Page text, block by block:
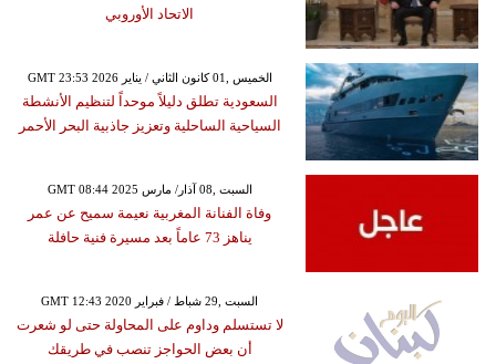
الاتحاد الأوروبي
GMT 23:53 2026 الخميس ,01 كانون الثاني / يناير
السعودية تطلق دليلاً موحداً لتنظيم الأنشطة
السياحية الساحلية وتعزيز جاذبية البحر الأحمر
GMT 08:44 2025 السبت ,08 آذار/ مارس
وفاة الفنانة المغربية نعيمة سميح عن عمر
يناهز 73 عاماً بعد مسيرة فنية حافلة
GMT 12:43 2020 السبت ,29 شباط / فبراير
لا تستسلم وداوم على المحاولة حتى لو شعرت
أن بعض الحواجز تنصب في طريقك